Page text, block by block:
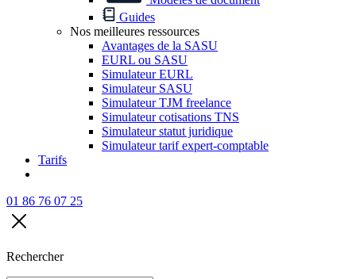
Guides
Nos meilleures ressources
Avantages de la SASU
EURL ou SASU
Simulateur EURL
Simulateur SASU
Simulateur TJM freelance
Simulateur cotisations TNS
Simulateur statut juridique
Simulateur tarif expert-comptable
Tarifs
01 86 76 07 25
Rechercher